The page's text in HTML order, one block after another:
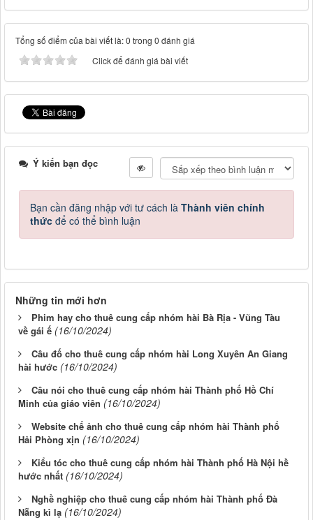
Tổng số điểm của bài viết là: 0 trong 0 đánh giá
Click để đánh giá bài viết
Ý kiến bạn đọc
Bạn cần đăng nhập với tư cách là Thành viên chính
thức để có thể bình luận
Những tin mới hơn
Phim hay cho thuê cung cấp nhóm hài Bà Rịa - Vũng Tàu
về gái ế (16/10/2024)
Câu đố cho thuê cung cấp nhóm hài Long Xuyên An Giang
hài hước (16/10/2024)
Câu nói cho thuê cung cấp nhóm hài Thành phố Hồ Chí
Minh của giáo viên (16/10/2024)
Website chế ảnh cho thuê cung cấp nhóm hài Thành phố
Hải Phòng xịn (16/10/2024)
Kiểu tóc cho thuê cung cấp nhóm hài Thành phố Hà Nội hề
hước nhất (16/10/2024)
Nghề nghiệp cho thuê cung cấp nhóm hài Thành phố Đà
Nẵng kì lạ (16/10/2024)